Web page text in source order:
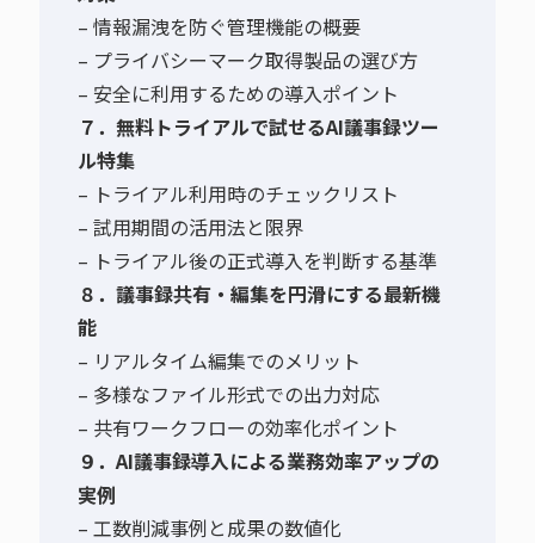
– 情報漏洩を防ぐ管理機能の概要
– プライバシーマーク取得製品の選び方
– 安全に利用するための導入ポイント
７．無料トライアルで試せるAI議事録ツー
ル特集
– トライアル利用時のチェックリスト
– 試用期間の活用法と限界
– トライアル後の正式導入を判断する基準
８．議事録共有・編集を円滑にする最新機
能
– リアルタイム編集でのメリット
– 多様なファイル形式での出力対応
– 共有ワークフローの効率化ポイント
９．AI議事録導入による業務効率アップの
実例
– 工数削減事例と成果の数値化